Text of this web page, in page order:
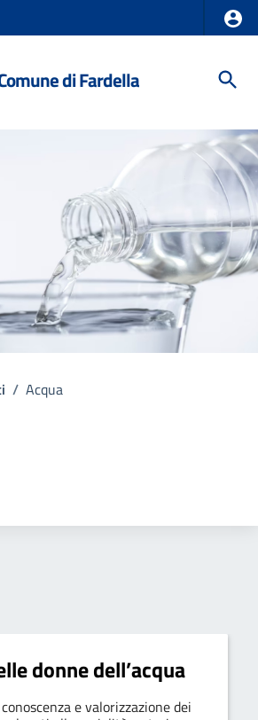
di Fardella
/ Acqua
donne dell’acqua
e valorizzazione dei